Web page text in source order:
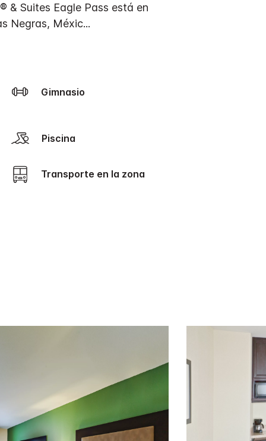
& Suites Eagle Pass está en
Negras, Méxic...
Gimnasio
Piscina
Transporte en la zona